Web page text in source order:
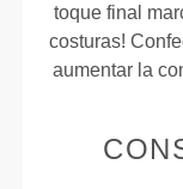
toque final
costuras!
aumentar la